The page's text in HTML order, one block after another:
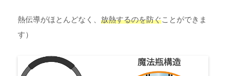
熱伝導がほとんどなく、 放熱するのを防ぐことができま
す）